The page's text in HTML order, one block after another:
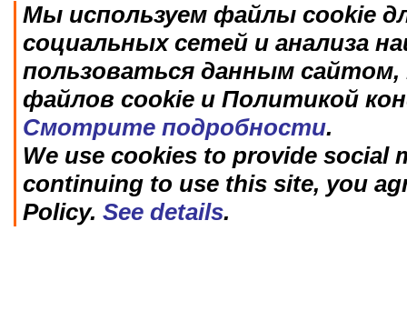
Мы используем файлы cookie
социальных сетей и анализа
пользоваться данным
файлов cookie и Политикой
Смотрите подробности.
We use cookies to provide social
continuing to use this site, you
Policy. See details.